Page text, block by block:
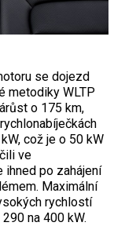
se dojezd
metodiky WLTP
o 175 km,
což je o 50 kW
ve
ihned po zahájení
Maximální
rychlostí
na 400 kW.